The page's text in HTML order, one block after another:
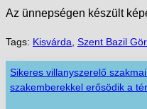
Az ünnepségen készült
Tags: Kisvárda Szent Bazil
Sikeres villanyszerelő
szakemberekkel erősödik a